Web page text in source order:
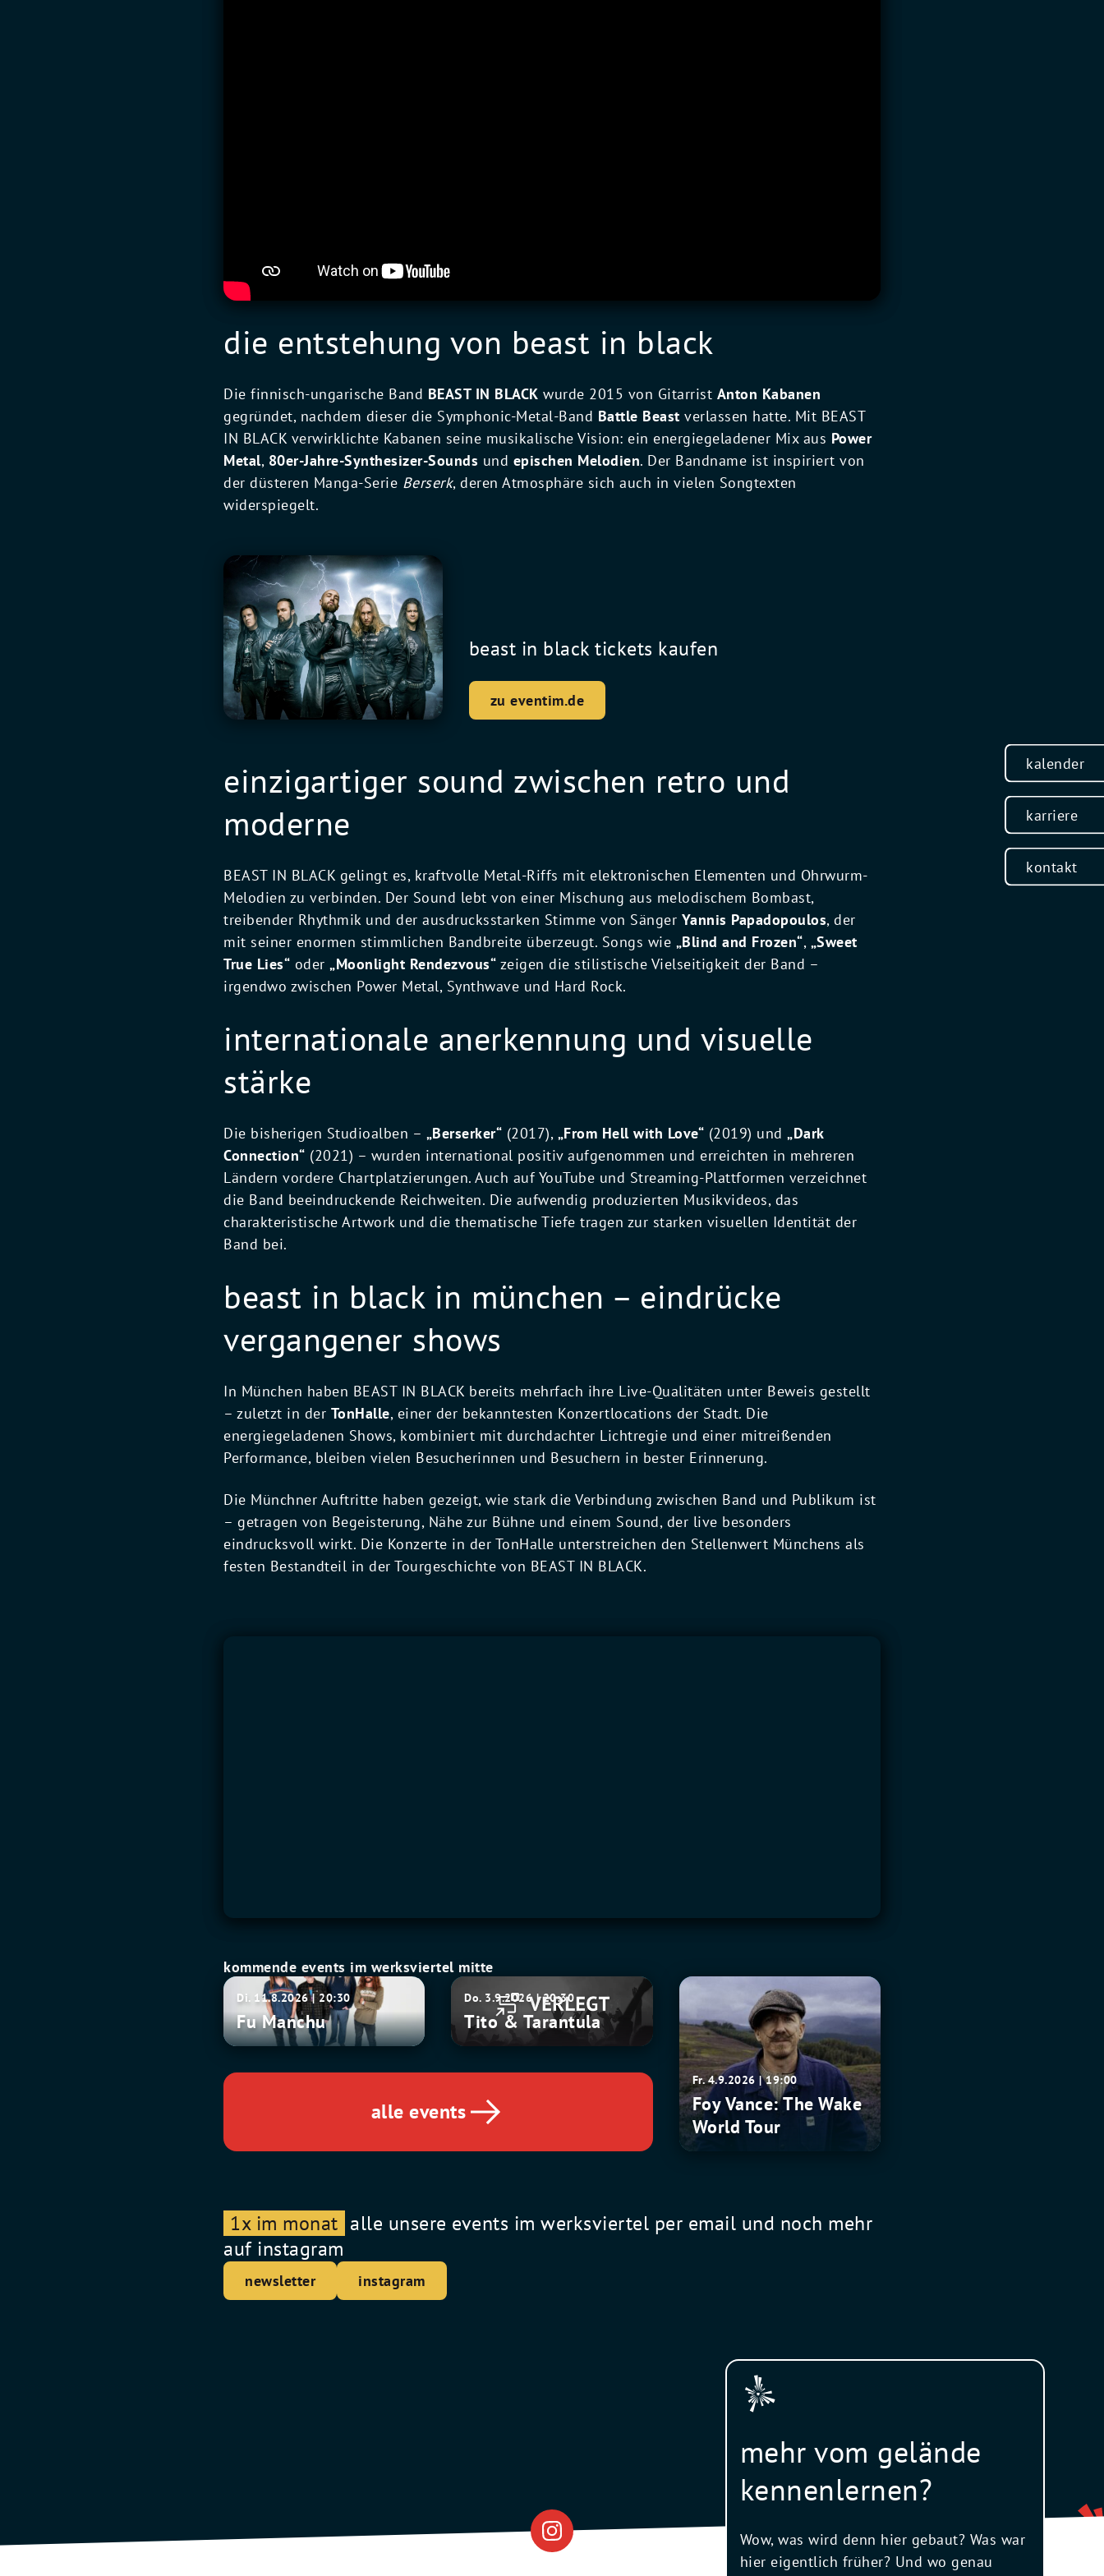
kalender
karriere
kontakt
die entstehung von beast in black
Die finnisch-ungarische Band BEAST IN BLACK wurde 2015 von Gitarrist Anton Kabanen
gegründet, nachdem dieser die Symphonic-Metal-Band Battle Beast verlassen hatte. Mit BEAST
IN BLACK verwirklichte Kabanen seine musikalische Vision: ein energiegeladener Mix aus Power
Metal, 80er-Jahre-Synthesizer-Sounds und epischen Melodien. Der Bandname ist inspiriert von
der düsteren Manga-Serie Berserk, deren Atmosphäre sich auch in vielen Songtexten
widerspiegelt.
beast in black tickets kaufen
zu eventim.de
einzigartiger sound zwischen retro und
moderne
BEAST IN BLACK gelingt es, kraftvolle Metal-Riffs mit elektronischen Elementen und Ohrwurm-
Melodien zu verbinden. Der Sound lebt von einer Mischung aus melodischem Bombast,
treibender Rhythmik und der ausdrucksstarken Stimme von Sänger Yannis Papadopoulos, der
mit seiner enormen stimmlichen Bandbreite überzeugt. Songs wie „Blind and Frozen“, „Sweet
True Lies“ oder „Moonlight Rendezvous“ zeigen die stilistische Vielseitigkeit der Band –
irgendwo zwischen Power Metal, Synthwave und Hard Rock.
internationale anerkennung und visuelle
stärke
Die bisherigen Studioalben – „Berserker“ (2017), „From Hell with Love“ (2019) und „Dark
Connection“ (2021) – wurden international positiv aufgenommen und erreichten in mehreren
Ländern vordere Chartplatzierungen. Auch auf YouTube und Streaming-Plattformen verzeichnet
die Band beeindruckende Reichweiten. Die aufwendig produzierten Musikvideos, das
charakteristische Artwork und die thematische Tiefe tragen zur starken visuellen Identität der
Band bei.
beast in black in münchen – eindrücke
vergangener shows
In München haben BEAST IN BLACK bereits mehrfach ihre Live-Qualitäten unter Beweis gestellt
– zuletzt in der TonHalle, einer der bekanntesten Konzertlocations der Stadt. Die
energiegeladenen Shows, kombiniert mit durchdachter Lichtregie und einer mitreißenden
Performance, bleiben vielen Besucherinnen und Besuchern in bester Erinnerung.
Die Münchner Auftritte haben gezeigt, wie stark die Verbindung zwischen Band und Publikum ist
– getragen von Begeisterung, Nähe zur Bühne und einem Sound, der live besonders
eindrucksvoll wirkt. Die Konzerte in der TonHalle unterstreichen den Stellenwert Münchens als
festen Bestandteil in der Tourgeschichte von BEAST IN BLACK.
kommende events im werksviertel mitte
Fu
Manchu
Di. 11.8.2026 | 20:30
Fu Manchu
Tito
Tarantula
Do. 3.9.2026 | 20:30
Tito & Tarantula
Foy
Vance:
The
Wake
World
Tour
Fr. 4.9.2026 | 19:00
Foy Vance: The Wake
World Tour
alle events
1x im monat alle unsere events im werksviertel per email und noch mehr
auf instagram
newsletter instagram
mehr vom gelände
kennenlernen?
Wow, was wird denn hier gebaut? Was war
hier eigentlich früher? Und wo genau